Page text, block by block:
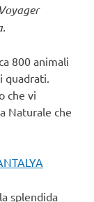
800 animali
che vi
Naturale che
splendida